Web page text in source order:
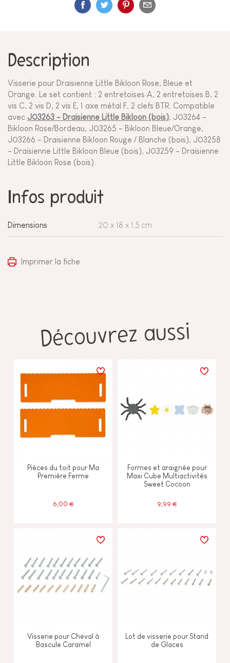
Description
Visserie pour Draisienne Little Bikloon Rose, Bleue et
Orange. Le set contient : 2 entretoises A, 2 entretoises B, 2
vis C, 2 vis D, 2 vis E, 1 axe métal F, 2 clefs BTR. Compatible
avec J03263 - Draisienne Little Bikloon (bois), J03264 -
Bikloon Rose/Bordeau, J03265 - Bikloon Bleue/Orange,
J03266 - Draisienne Bikloon Rouge / Blanche (bois), J03258
- Draisienne Little Bikloon Bleue (bois), J03259 - Draisienne
Little Bikloon Rose (bois).
Infos produit
Dimensions 20 x 18 x 1,5 cm
Imprimer la fiche
Découvrez aussi
Pièces du toit pour Ma
Première Ferme
6,00 €
Formes et araignée pour
Maxi Cube Multiactivités
Sweet Cocoon
9,99 €
Visserie pour Cheval à
Bascule Caramel
Lot de visserie pour Stand
de Glaces